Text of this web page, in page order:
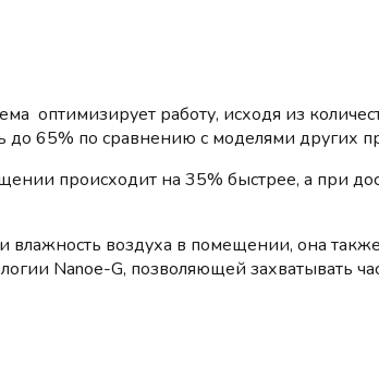
оптимизирует работу, исходя из
65% по сравнению с моделями других
происходит на 35% быстрее, а при
влажность воздуха в помещении, она
Nanoe-G, позволяющей захватывать